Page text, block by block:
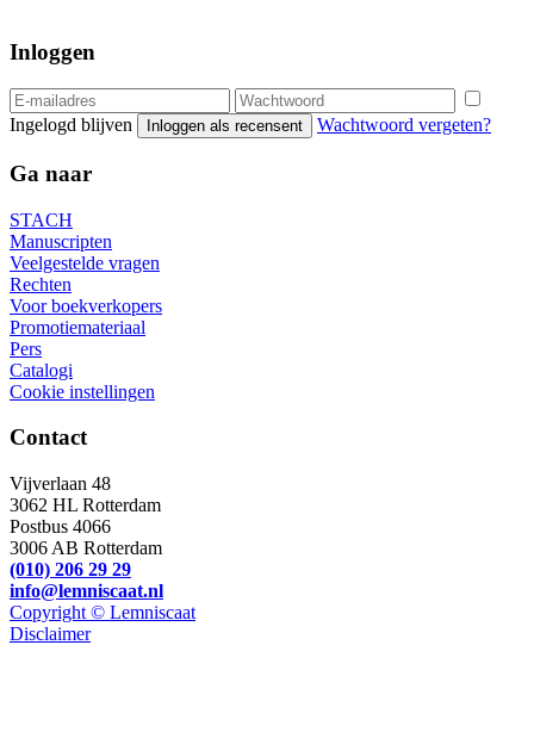
Inloggen
Ingelogd blijven Inloggen als recensent Wachtwoord vergeten?
Ga naar
STACH
Manuscripten
Veelgestelde vragen
Rechten
Voor boekverkopers
Promotiemateriaal
Pers
Catalogi
Cookie instellingen
Contact
Vijverlaan 48
3062 HL Rotterdam
Postbus 4066
3006 AB Rotterdam
(010) 206 29 29
info@lemniscaat.nl
Copyright © Lemniscaat
Disclaimer